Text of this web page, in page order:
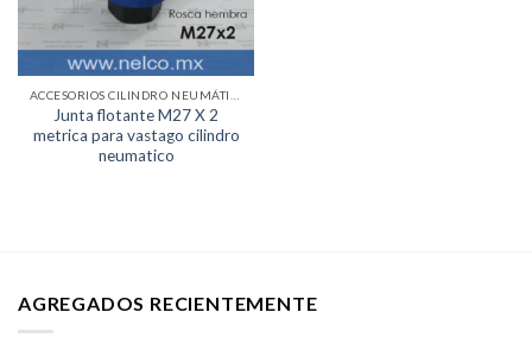
Junta flotante M27 X 2
metrica para vastago cilindro
neumatico
AGREGADOS RECIENTEMENTE